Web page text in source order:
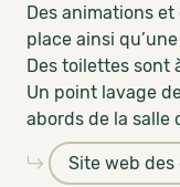
Des animations
place ainsi
Des toilettes sont
Un point lavage
abords de la salle
Site web